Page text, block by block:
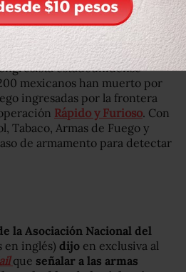
trabajen por controlar el tráfico
estadounidense
mexicanos han muerto por
ingresadas por la frontera
Rápido y Furioso. Con
Tabaco, Armas de Fuego y
de armamento para detectar
la Asociación Nacional del
en inglés) dijo en exclusiva al
que señalar a las armas